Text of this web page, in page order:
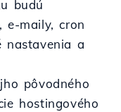
budú
e-maily, cron
nastavenia a
pôvodného
hostingového